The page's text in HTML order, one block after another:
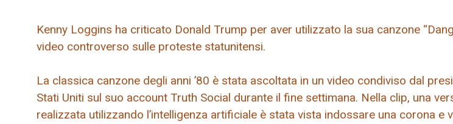
Kenny Loggins ha criticato Donald Trump per aver utilizzato la sua canzone
video controverso sulle proteste statunitensi.
La classica canzone degli anni ’80 è stata ascoltata in un video condiviso dal
Stati Uniti sul suo account Truth Social durante il fine settimana. Nella clip, una
realizzata utilizzando l’intelligenza artificiale è stata vista indossare una corona e